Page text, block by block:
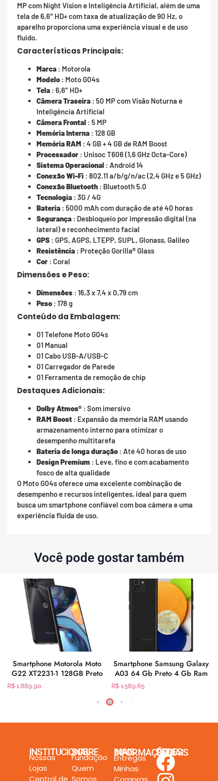
MP com Night Vision e Inteligência Artificial, além de uma
tela de 6,6″ HD+ com taxa de atualização de 90 Hz, o
aparelho proporciona uma experiência visual e de uso
fluido.
Características Principais:
Marca : Motorola
Modelo : Moto G04s
Tela : 6,6″ HD+
Câmera Traseira : 50 MP com Visão Noturna e
Inteligência Artificial
Câmera Frontal : 5 MP
Memória Interna : 128 GB
Memória RAM : 4 GB + 4 GB de RAM Boost
Processador : Unisoc T606 (1,6 GHz Octa-Core)
Sistema Operacional : Android 14
Conexão Wi-Fi : 802.11 a/b/g/n/ac (2,4 GHz e 5 GHz)
Conexão Bluetooth : Bluetooth 5.0
Tecnologia : 3G / 4G
Bateria : 5000 mAh com duração de até 40 horas
Segurança : Desbloqueio por impressão digital (na
lateral) e reconhecimento facial
GPS : GPS, AGPS, LTEPP, SUPL, Glonass, Galileo
Resistência : Proteção Gorilla® Glass
Cor : Coral
Dimensões e Peso:
Dimensões : 16,3 x 7,4 x 0,79 cm
Peso : 178 g
Conteúdo da Embalagem:
01 Telefone Moto G04s
01 Manual
01 Cabo USB-A/USB-C
01 Carregador de Parede
01 Ferramenta de remoção de chip
Destaques Adicionais:
Dolby Atmos® : Som imersivo
RAM Boost : Expansão da memória RAM usando
armazenamento interno para otimizar o
desempenho multitarefa
Bateria de longa duração : Até 40 horas de uso
Design Premium : Leve, fino e com acabamento
fosco de alta qualidade
O Moto G04s oferece uma excelente combinação de
desempenho e recursos inteligentes, ideal para quem
busca um smartphone confiável com boa câmera e uma
experiência fluida de uso.
Você pode gostar também
Smartphone Motorola Moto
G22 XT2231-1 128GB Preto
R$ 1.889,90
Smartphone Samsung Galaxy
A03 64 Gb Preto 4 Gb Ram
R$ 1.589,65
INSTITUCIONAL
Nossas
Lojas
Central de
SOBRE
Fundação
Quem
Somos
MAIS INFORMAÇÕES
Entregas
Minhas
REDES SOCIAIS